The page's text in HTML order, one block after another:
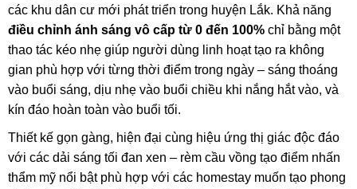
các khu dân cư mới phát triển trong huyện Lắk. Khả năng
điều chỉnh ánh sáng vô cấp từ 0 đến 100% chỉ bằng một
thao tác kéo nhẹ giúp người dùng linh hoạt tạo ra không
gian phù hợp với từng thời điểm trong ngày – sáng thoáng
vào buổi sáng, dịu nhẹ vào buổi chiều khi nắng hắt vào, và
kín đáo hoàn toàn vào buổi tối.
Thiết kế gọn gàng, hiện đại cùng hiệu ứng thị giác độc đáo
với các dải sáng tối đan xen – rèm cầu vồng tạo điểm nhấn
thẩm mỹ nổi bật phù hợp với các homestay muốn tạo phong